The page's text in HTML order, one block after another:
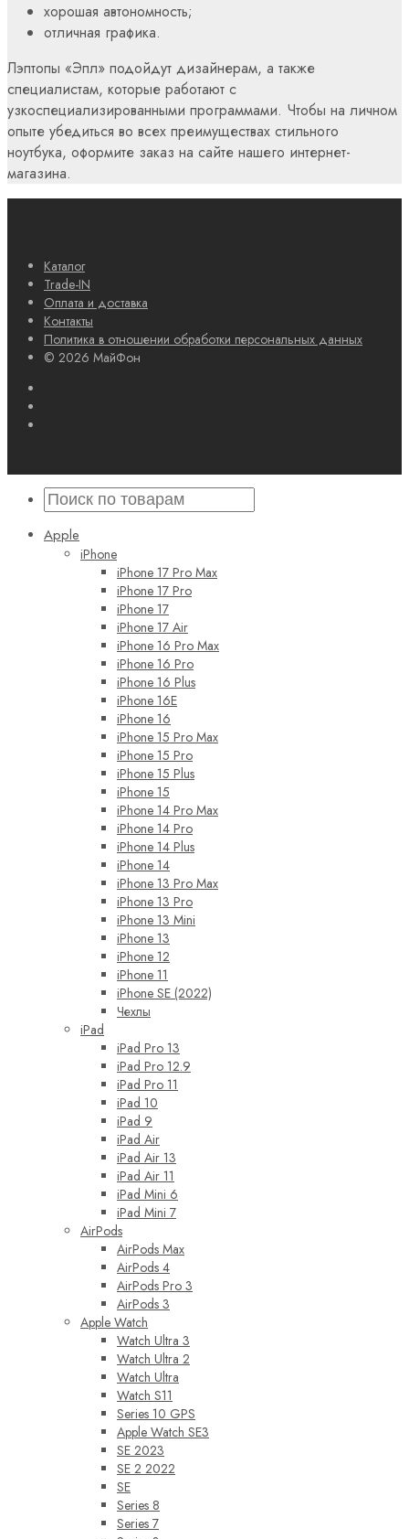
хорошая автономность;
отличная графика.
Лэптопы «Эпл» подойдут дизайнерам, а также
специалистам, которые работают с
узкоспециализированными программами. Чтобы на личном
опыте убедиться во всех преимуществах стильного
ноутбука, оформите заказ на сайте нашего интернет-
магазина.
Каталог
Trade-IN
Оплата и доставка
Контакты
Политика в отношении обработки персональных данных
© 2026 МайФон
Apple
iPhone
iPhone 17 Pro Max
iPhone 17 Pro
iPhone 17
iPhone 17 Air
iPhone 16 Pro Max
iPhone 16 Pro
iPhone 16 Plus
iPhone 16E
iPhone 16
iPhone 15 Pro Max
iPhone 15 Pro
iPhone 15 Plus
iPhone 15
iPhone 14 Pro Max
iPhone 14 Pro
iPhone 14 Plus
iPhone 14
iPhone 13 Pro Max
iPhone 13 Pro
iPhone 13 Mini
iPhone 13
iPhone 12
iPhone 11
iPhone SE (2022)
Чехлы
iPad
iPad Pro 13
iPad Pro 12.9
iPad Pro 11
iPad 10
iPad 9
iPad Air
iPad Air 13
iPad Air 11
iPad Mini 6
iPad Mini 7
AirPods
AirPods Max
AirPods 4
AirPods Pro 3
AirPods 3
Apple Watch
Watch Ultra 3
Watch Ultra 2
Watch Ultra
Watch S11
Series 10 GPS
Apple Watch SE3
SE 2023
SE 2 2022
SE
Series 8
Series 7